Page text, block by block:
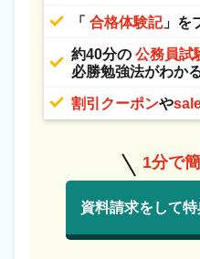
「 合格体験記」を
約40分の 公務員試
必勝勉強法がわか
割引クーポンや
1分で
資料請求をして